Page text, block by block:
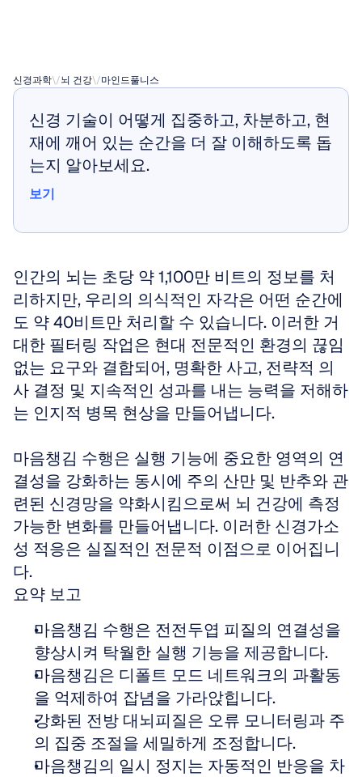
신경과학\/뇌 건강\/마인드풀니스
신경 기술이 어떻게 집중하고, 차분하고, 현
재에 깨어 있는 순간을 더 잘 이해하도록 돕
는지 알아보세요.
보기
인간의 뇌는 초당 약 1,100만 비트의 정보를 처
리하지만, 우리의 의식적인 자각은 어떤 순간에
도 약 40비트만 처리할 수 있습니다. 이러한 거
대한 필터링 작업은 현대 전문적인 환경의 끊임
없는 요구와 결합되어, 명확한 사고, 전략적 의
사 결정 및 지속적인 성과를 내는 능력을 저해하
는 인지적 병목 현상을 만들어냅니다.
마음챙김 수행은 실행 기능에 중요한 영역의 연
결성을 강화하는 동시에 주의 산만 및 반추와 관
련된 신경망을 약화시킴으로써 뇌 건강에 측정
가능한 변화를 만들어냅니다. 이러한 신경가소
성 적응은 실질적인 전문적 이점으로 이어집니
다.
요약 보고
마음챙김 수행은 전전두엽 피질의 연결성을
향상시켜 탁월한 실행 기능을 제공합니다.
마음챙김은 디폴트 모드 네트워크의 과활동
을 억제하여 잡념을 가라앉힙니다.
강화된 전방 대뇌피질은 오류 모니터링과 주
의 집중 조절을 세밀하게 조정합니다.
마음챙김의 일시 정지는 자동적인 반응을 차